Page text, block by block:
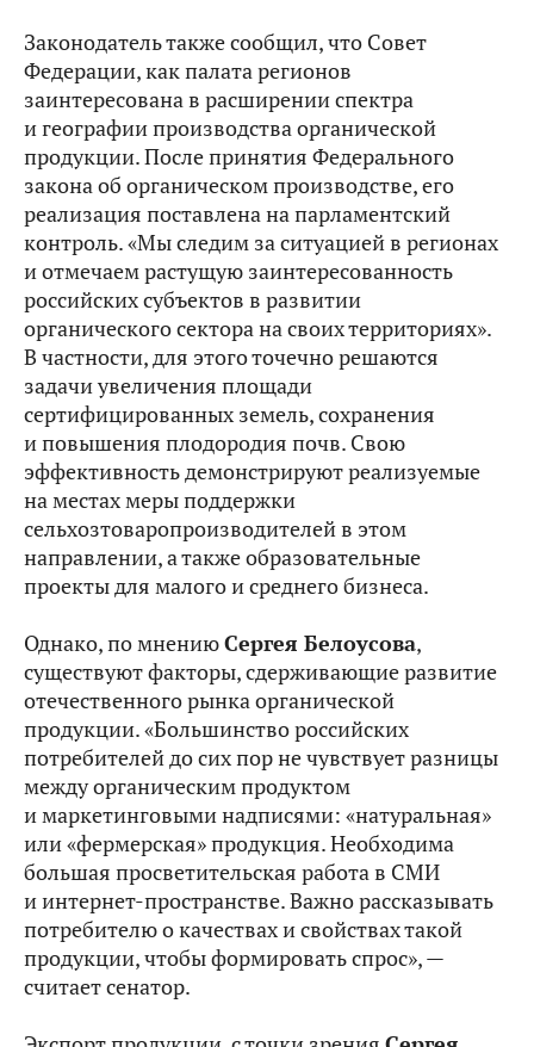
Законодатель также сообщил, что Совет
Федерации, как палата регионов
заинтересована в расширении спектра
и географии производства органической
продукции. После принятия Федерального
закона об органическом производстве, его
реализация поставлена на парламентский
контроль. «Мы следим за ситуацией в регионах
и отмечаем растущую заинтересованность
российских субъектов в развитии
органического сектора на своих территориях».
В частности, для этого точечно решаются
задачи увеличения площади
сертифицированных земель, сохранения
и повышения плодородия почв. Свою
эффективность демонстрируют реализуемые
на местах меры поддержки
сельхозтоваропроизводителей в этом
направлении, а также образовательные
проекты для малого и среднего бизнеса.
Однако, по мнениюСергея Белоусова,
существуют факторы, сдерживающие развитие
отечественного рынка органической
продукции. «Большинство российских
потребителей до сих пор не чувствует разницы
между органическим продуктом
и маркетинговыми надписями: «натуральная»
или «фермерская» продукция. Необходима
большая просветительская работа в СМИ
и интернет-пространстве. Важно рассказывать
потребителю о качествах и свойствах такой
продукции, чтобы формировать спрос», —
считает сенатор.